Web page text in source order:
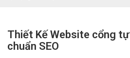
Thiết Kế Website cổng
chuẩn SEO